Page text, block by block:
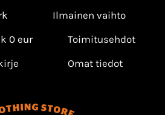
Ilmainen vaihto
0 eur
Toimitusehdot
Omat tiedot